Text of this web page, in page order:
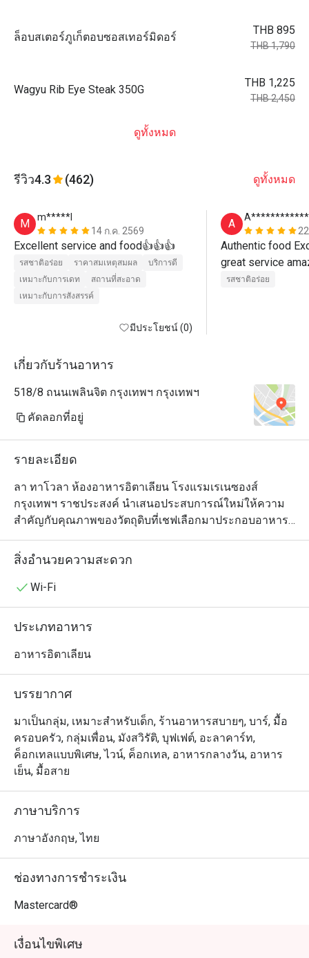
ล็อบสเตอร์ภูเก็ตอบซอสเทอร์มิดอร์
THB 895
THB 1,790
Wagyu Rib Eye Steak 350G
THB 1,225
THB 2,450
ดูทั้งหมด
รีวิว4.3 (462) ดูทั้งหมด
M
m*****l
14 ก.ค. 2569
Excellent service and food👍👍👍
รสชาติอร่อย ราคาสมเหตุสมผล
บริการดี
เหมาะกับการเดท
สถานที่สะอาด
เหมาะกับการสังสรรค์
มีประโยชน์ (0)
A
Authentic food
รสชาติอร่อย
เกี่ยวกับร้านอาหาร
518/8 ถนนเพลินจิต กรุงเทพฯ กรุงเทพฯ
คัดลอกที่อยู่
รายละเอียด
ลา ทาโวลา ห้องอาหารอิตาเลียน โรงแรมเรเนซองส์
กรุงเทพฯ ราชประสงค์ นำเสนอประสบการณ์ใหม่ให้ความ
สำคัญกับคุณภาพของวัตถุดิบที่เชฟเลือกมาประกอบอาหาร
อย่างพิถีพิถัน อาทิ อาหารทะเลสดใหม่ เครื่องเทศอิตาเลียน
พื้นบ้าน รังสรรค์ในครัวเปิดที่ลูกค้าสามารถมองเห็นและ
อบอุ่นเหมือนอยู่บ้าน อีกทั้งเครื่องดื่มที่คัดสรรมาอย่างดีเพื่อ
อิตาเลียน หรือค๊อกเทลต่างๆ
สิ่งอำนวยความสะดวก
Wi-Fi
ประเภทอาหาร
อาหารอิตาเลียน
บรรยากาศ
มาเป็นกลุ่ม, เหมาะสำหรับเด็ก, ร้านอาหารสบายๆ, บาร์, มื้อ
ครอบครัว, กลุ่มเพื่อน, มังสวิรัติ, บุฟเฟต์, อะลาคาร์ท,
ค็อกเทลแบบพิเศษ, ไวน์, ค็อกเทล, อาหารกลางวัน, อาหาร
เย็น, มื้อสาย
ภาษาบริการ
ภาษาอังกฤษ, ไทย
ช่องทางการชำระเงิน
Mastercard®
เงื่อนไขพิเศษ